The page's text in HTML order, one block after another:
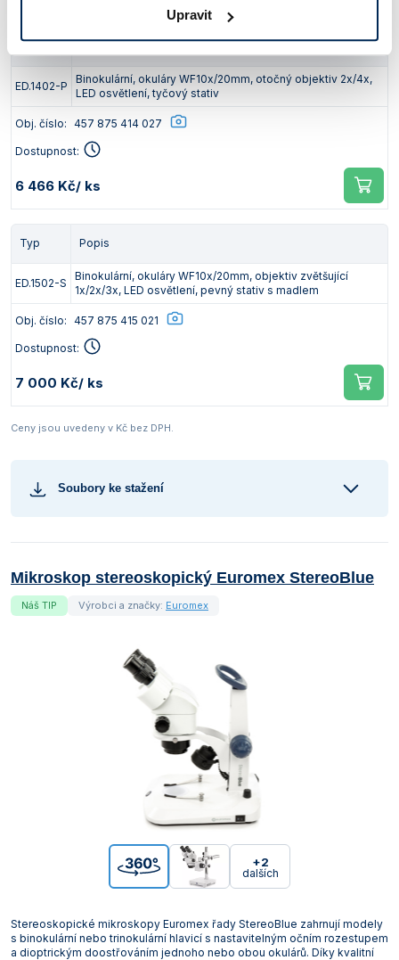
Upravit
Typ Popis
ED.1402-P
Binokulární, okuláry WF10x/20mm, otočný objektiv 2x/4x,
LED osvětlení, tyčový stativ
Obj. číslo: 457 875 414 027
Dostupnost:
6 466 Kč/ ks
Typ Popis
ED.1502-S
Binokulární, okuláry WF10x/20mm, objektiv zvětšující
1x/2x/3x, LED osvětlení, pevný stativ s madlem
Obj. číslo: 457 875 415 021
Dostupnost:
7 000 Kč/ ks
Ceny jsou uvedeny v Kč bez DPH.
Soubory ke stažení
Mikroskop stereoskopický Euromex StereoBlue
+2
dalších
Náš TIP Výrobci a značky: Euromex
Stereoskopické mikroskopy Euromex řady StereoBlue zahrnují modely
s binokulární nebo trinokulární hlavicí s nastavitelným očním rozestupem
a dioptrickým doostřováním jednoho nebo obou okulárů. Díky kvalitní